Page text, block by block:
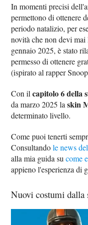
In momenti precisi
permettono di ottenere
periodo natalizio, per
novità che non devi
gennaio 2025, è stato
permesso di ottenere
(ispirato al rapper
Con ilcapitolo 6 della
da marzo 2025 laskin
determinato livello.
Come puoi tenerti
Consultandole news
alla mia guida sucome
appieno l'esperienza di
Nuovi costumi dalla